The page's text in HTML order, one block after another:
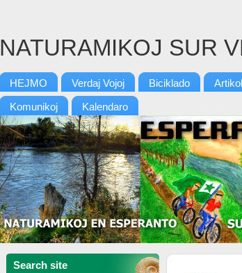
NATURAMIKOJ SUR
HEJMO Verdaj Vojoj Biciklado
Komunikoj Kalendaro
Search site